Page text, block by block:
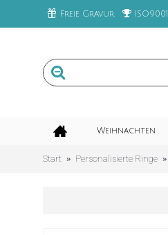
Freie Gravur ISO9001
Weihnachten
Start Personalisierte Ringe